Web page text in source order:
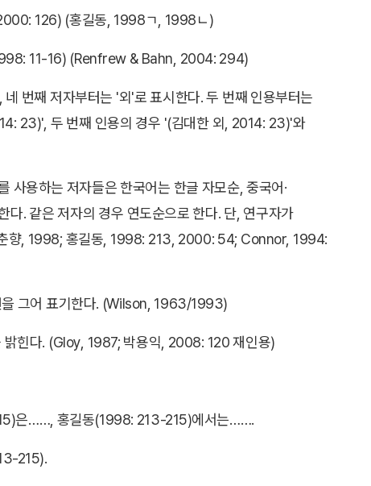
126) (홍길동, 1998ㄱ, 1998ㄴ)
11-16) (Renfrew & Bahn, 2004: 294)
번째 저자부터는 '외'로 표시한다. 두 번째 인용부터는
23)', 두 번째 인용의 경우 '(김대한 외, 2014: 23)'와
사용하는 저자들은 한국어는 한글 자모순, 중국어·
다. 같은 저자의 경우 연도순으로 한다. 단, 연구자가
춘향, 1998; 홍길동, 1998: 213, 2000: 54; Connor, 1994:
을 그어 표기한다. (Wilson, 1963/1993)
밝힌다. (Gloy, 1987; 박용익, 2008: 120 재인용)
은……, 홍길동(1998: 213-215)에서는…….
215).